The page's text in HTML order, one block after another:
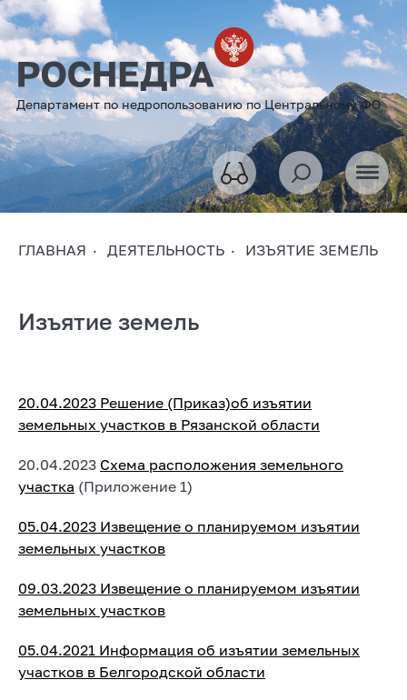
Департамент по недропользованию по Центральному ФО
ГЛАВНАЯ ДЕЯТЕЛЬНОСТЬ ИЗЪЯТИЕ ЗЕМЕЛЬ
Изъятие земель
20.04.2023 Решение (Приказ)об изъятии
земельных участков в Рязанской области
20.04.2023 Схема расположения земельного
участка (Приложение 1)
05.04.2023 Извещение о планируемом изъятии
земельных участков
09.03.2023 Извещение о планируемом изъятии
земельных участков
05.04.2021 Информация об изъятии земельных
участков в Белгородской области